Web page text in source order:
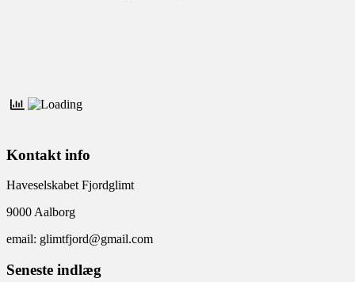
Kontakt info
Haveselskabet Fjordglimt
9000 Aalborg
email: glimtfjord@gmail.com
Seneste indlæg